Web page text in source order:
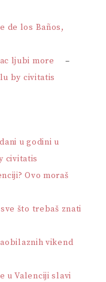
de los Baños,
ljubi more
–
by civitatis
u godini u
civitatis
Ovo moraš
što trebaš znati
vikend
u Valenciji slavi